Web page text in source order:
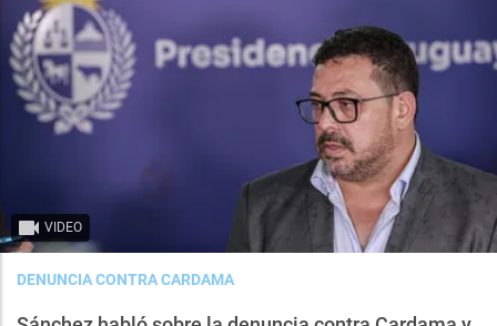
VIDEO
DENUNCIA CONTRA CARDAMA